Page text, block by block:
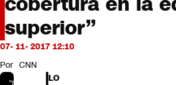
superior”
07- 11- 2017 12:10
Por CNN
LO